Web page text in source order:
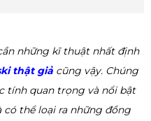
những kĩ thuật nhất định
thật giả cũng vậy. Chúng
tính quan trọng và nổi bật
có thể loại ra những đồng